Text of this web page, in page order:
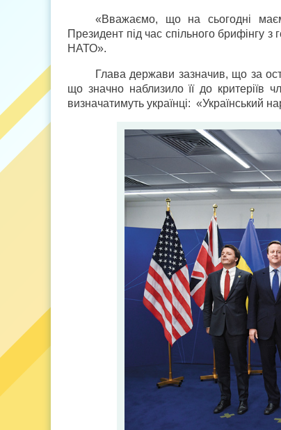
«Вважаємо, що на сьогодні
Президент під час спільного брифінгу
НАТО».
Глава держави зазначив, що за
що значно наблизило її до
визначатимуть українці: «Український